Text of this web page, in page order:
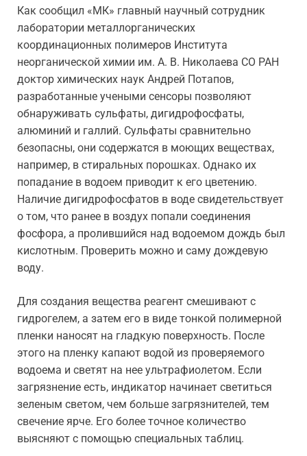
Как сообщил «МК» главный научный сотрудник
лаборатории металлорганических
координационных полимеров Института
неорганической химии им. А. В. Николаева СО РАН
доктор химических наук Андрей Потапов,
разработанные учеными сенсоры позволяют
обнаруживать сульфаты, дигидрофосфаты,
алюминий и галлий. Сульфаты сравнительно
безопасны, они содержатся в моющих веществах,
например, в стиральных порошках. Однако их
попадание в водоем приводит к его цветению.
Наличие дигидрофосфатов в воде свидетельствует
о том, что ранее в воздух попали соединения
фосфора, а пролившийся над водоемом дождь был
кислотным. Проверить можно и саму дождевую
воду.
Для создания вещества реагент смешивают с
гидрогелем, а затем его в виде тонкой полимерной
пленки наносят на гладкую поверхность. После
этого на пленку капают водой из проверяемого
водоема и светят на нее ультрафиолетом. Если
загрязнение есть, индикатор начинает светиться
зеленым светом, чем больше загрязнителей, тем
свечение ярче. Его более точное количество
выясняют с помощью специальных таблиц.